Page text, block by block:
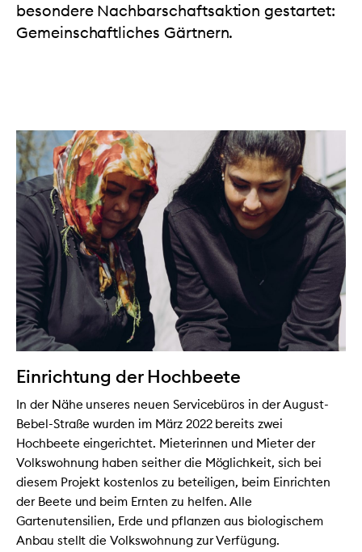
besondere Nachbarschaftsaktion gestartet:
Gemeinschaftliches Gärtnern.
Einrichtung der Hochbeete
In der Nähe unseres neuen Servicebüros in der August-
Bebel-Straße wurden im März 2022 bereits zwei
Hochbeete eingerichtet. Mieterinnen und Mieter der
Volkswohnung haben seither die Möglichkeit, sich bei
diesem Projekt kostenlos zu beteiligen, beim Einrichten
der Beete und beim Ernten zu helfen. Alle
Gartenutensilien, Erde und pflanzen aus biologischem
Anbau stellt die Volkswohnung zur Verfügung.